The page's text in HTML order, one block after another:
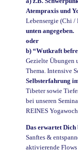
Atempraxis und
Lebensergie (Chi /
unten angegeben.
oder
b) “Wutkraft
Gezielte Übungen
Thema. Intensive
Selbsterfahrung
Tibeter sowie
bei unseren
REINES
Das erwartet Dich
Sanftes &
aktivierende